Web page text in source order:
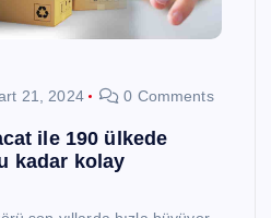
21, 2024 0 Comments
ile 190 ülkede
kadar kolay